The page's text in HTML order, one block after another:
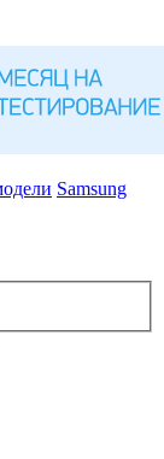
Samsung